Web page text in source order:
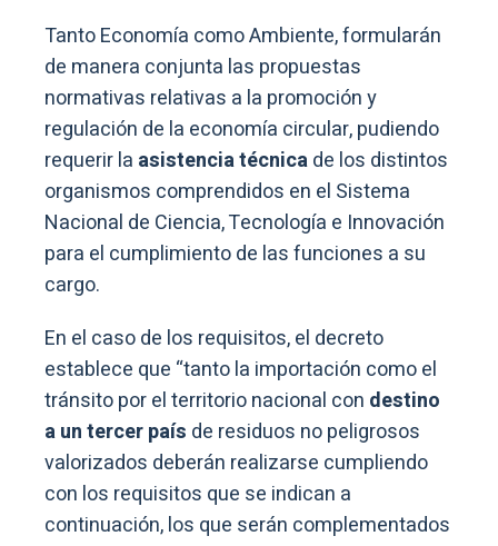
Tanto Economía como Ambiente, formularán
de manera conjunta las propuestas
normativas relativas a la promoción y
regulación de la economía circular, pudiendo
requerir la asistencia técnicade los distintos
organismos comprendidos en el Sistema
Nacional de Ciencia, Tecnología e Innovación
para el cumplimiento de las funciones a su
cargo.
En el caso de los requisitos, el decreto
establece que “tanto la importación como el
tránsito por el territorio nacional con destino
a un tercer país de residuos no peligrosos
valorizados deberán realizarse cumpliendo
con los requisitos que se indican a
continuación, los que serán complementados